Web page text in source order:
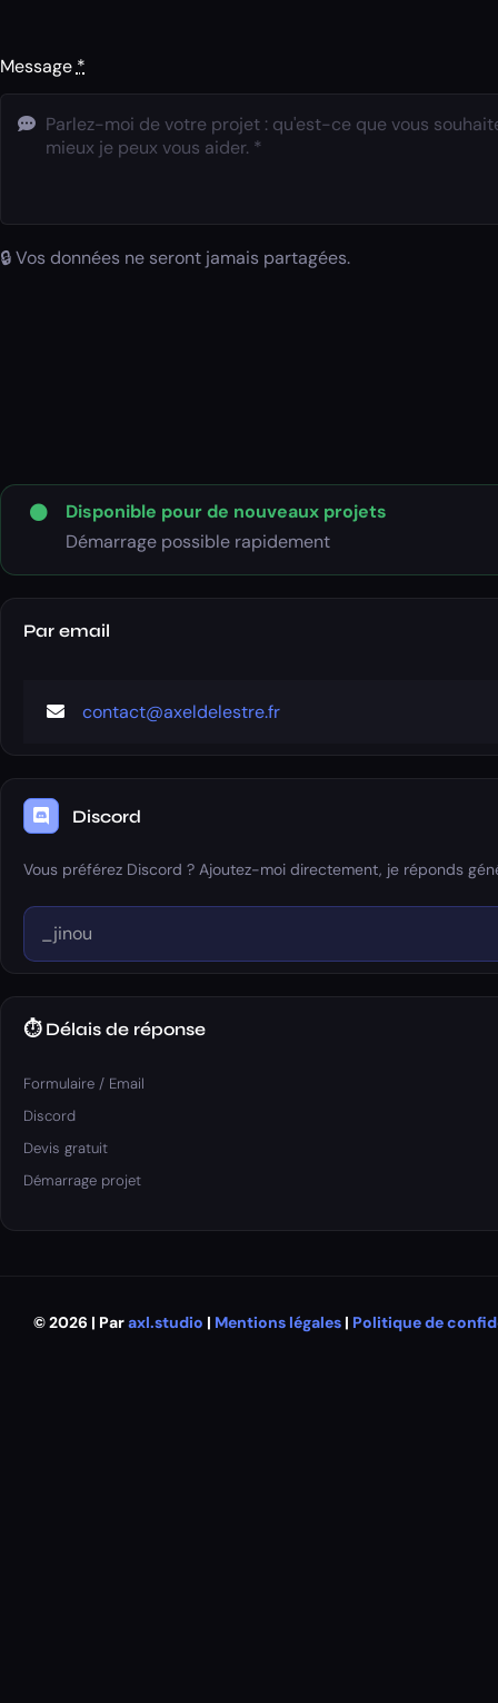
Message *
🔒 Vos données ne seront jamais partagées.
Disponible pour de nouveaux projets
Démarrage possible rapidement
Par email
contact@axeldelestre.fr
Discord
Vous préférez Discord ? Ajoutez-moi directement, je réponds
⏱ Délais de réponse
Formulaire / Email
Discord
Devis gratuit
Démarrage projet
© 2026 | Paraxl.studio | Mentions légales| Politique de